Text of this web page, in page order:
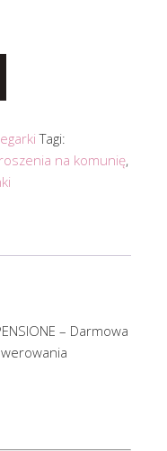
Tagi:
na komunię,
– Darmowa